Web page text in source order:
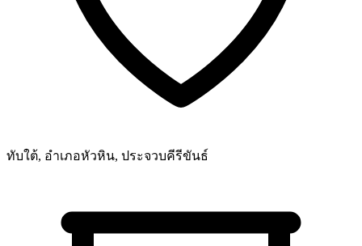
ทับใต้, อำเภอหัวหิน, ประจวบคีรีขันธ์